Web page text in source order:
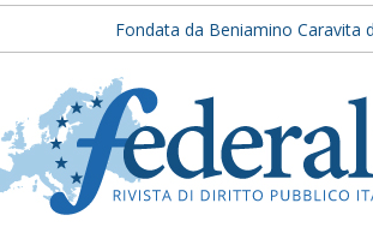
Fondata da Beniamino Caravita